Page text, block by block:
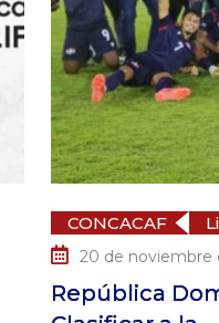
Seleccion Nacional
historia logrando